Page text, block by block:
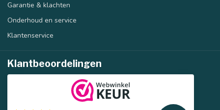
Garantie & klachten
Onderhoud en service
Klantenservice
Klantbeoordelingen